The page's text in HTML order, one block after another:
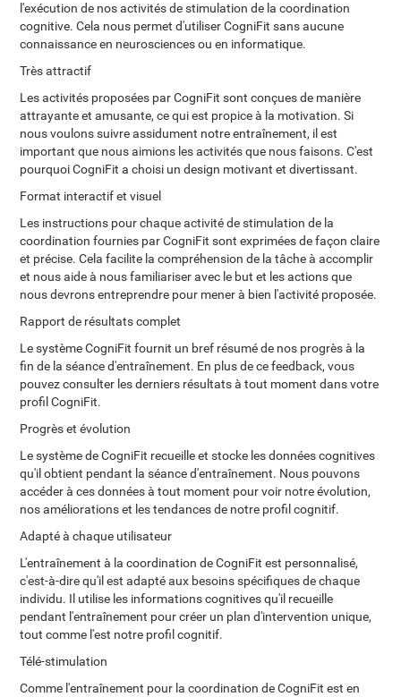
l'exécution de nos activités de stimulation de la coordination
cognitive. Cela nous permet d'utiliser CogniFit sans aucune
connaissance en neurosciences ou en informatique.
Très attractif
Les activités proposées par CogniFit sont conçues de manière
attrayante et amusante, ce qui est propice à la motivation. Si
nous voulons suivre assidument notre entraînement, il est
important que nous aimions les activités que nous faisons. C'est
pourquoi CogniFit a choisi un design motivant et divertissant.
Format interactif et visuel
Les instructions pour chaque activité de stimulation de la
coordination fournies par CogniFit sont exprimées de façon claire
et précise. Cela facilite la compréhension de la tâche à accomplir
et nous aide à nous familiariser avec le but et les actions que
nous devrons entreprendre pour mener à bien l'activité proposée.
Rapport de résultats complet
Le système CogniFit fournit un bref résumé de nos progrès à la
fin de la séance d'entraînement. En plus de ce feedback, vous
pouvez consulter les derniers résultats à tout moment dans votre
profil CogniFit.
Progrès et évolution
Le système de CogniFit recueille et stocke les données cognitives
qu'il obtient pendant la séance d'entraînement. Nous pouvons
accéder à ces données à tout moment pour voir notre évolution,
nos améliorations et les tendances de notre profil cognitif.
Adapté à chaque utilisateur
L'entraînement à la coordination de CogniFit est personnalisé,
c'est-à-dire qu'il est adapté aux besoins spécifiques de chaque
individu. Il utilise les informations cognitives qu'il recueille
pendant l'entraînement pour créer un plan d'intervention unique,
tout comme l'est notre profil cognitif.
Télé-stimulation
Comme l'entraînement pour la coordination de CogniFit est en